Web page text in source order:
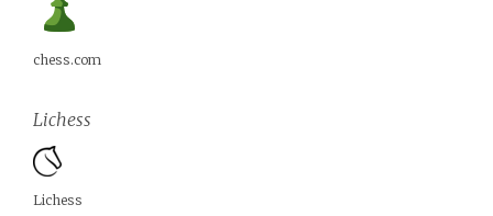
chess.com
Lichess
Lichess